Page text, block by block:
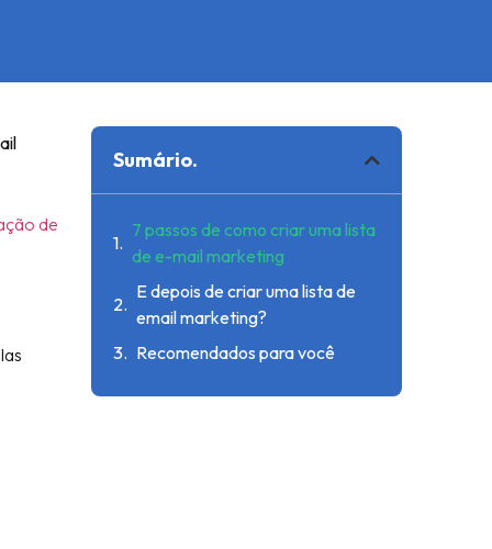
de
Sumário.
7 passos de como criar uma lista
de e-mail marketing
E depois de criar uma lista de
email marketing?
Recomendados para você